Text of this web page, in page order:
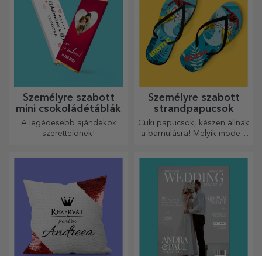
Személyre szabott
mini csokoládétáblák
A legédesebb ajándékok
szeretteidnek!
Személyre szabott
strandpapucsok
Cuki papucsok, készen állnak
a barnulásra! Melyik modellt